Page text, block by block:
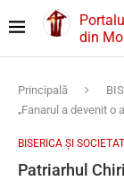
din
Principală
„Fanarul a devenit o
BISERICA ȘI
Patriarhul